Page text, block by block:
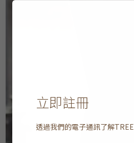
立即註冊
透過我們的電子通訊了解TREE